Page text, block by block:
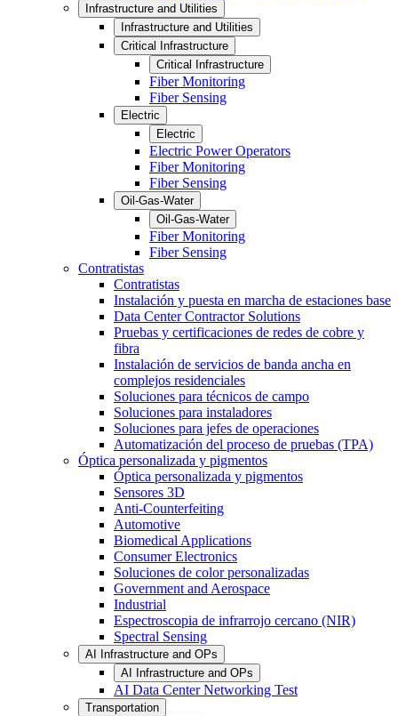
Infrastructure and Utilities
Infrastructure and Utilities
Critical Infrastructure
Critical Infrastructure
Fiber Monitoring
Fiber Sensing
Electric
Electric
Electric Power Operators
Fiber Monitoring
Fiber Sensing
Oil-Gas-Water
Oil-Gas-Water
Fiber Monitoring
Fiber Sensing
Contratistas
Contratistas
Instalación y puesta en marcha de estaciones base
Data Center Contractor Solutions
Pruebas y certificaciones de redes de cobre y
fibra
Instalación de servicios de banda ancha en
complejos residenciales
Soluciones para técnicos de campo
Soluciones para instaladores
Soluciones para jefes de operaciones
Automatización del proceso de pruebas (TPA)
Óptica personalizada y pigmentos
Óptica personalizada y pigmentos
Sensores 3D
Anti-Counterfeiting
Automotive
Biomedical Applications
Consumer Electronics
Soluciones de color personalizadas
Government and Aerospace
Industrial
Espectroscopia de infrarrojo cercano (NIR)
Spectral Sensing
AI Infrastructure and OPs
AI Infrastructure and OPs
AI Data Center Networking Test
Transportation